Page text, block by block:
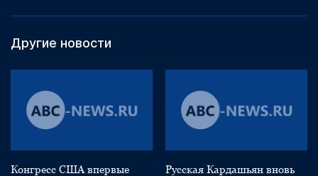
Другие новости
Конгресс США впервые
Русская Кардашьян вновь